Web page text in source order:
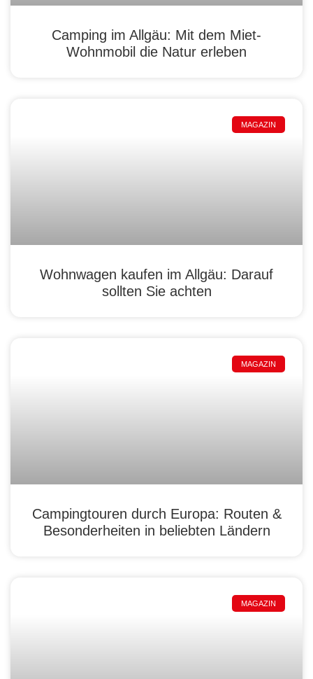
Camping im Allgäu: Mit dem Miet-
Wohnmobil die Natur erleben
MAGAZIN
Wohnwagen kaufen im Allgäu: Darauf
sollten Sie achten
MAGAZIN
Campingtouren durch Europa: Routen &
Besonderheiten in beliebten Ländern
MAGAZIN